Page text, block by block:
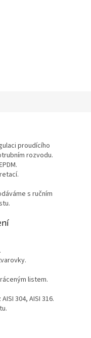
proudícího
rozvodu.
s ručním
listem.
304, AISI 316.